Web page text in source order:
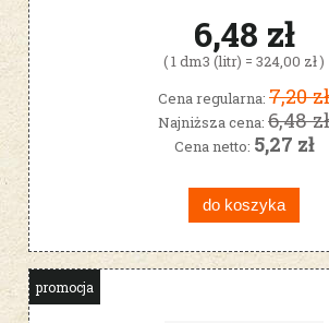
6,48 zł
( 1 dm3 (litr) = 324,00 zł )
Cena regularna: 7,20 zł
Najniższa cena: 6,48 zł
Cena netto: 5,27 zł
do koszyka
promocja